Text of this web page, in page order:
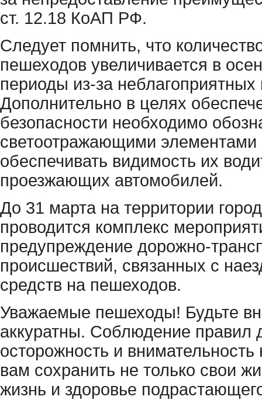
ст. 12.18 КоАП РФ.
Следует помнить, что
пешеходов увеличивается в
периоды из-за
Дополнительно в целях
безопасности необходимо
светоотражающими элементами
обеспечивать видимость их
проезжающих автомобилей.
До 31 марта на территории
проводится комплекс
предупреждение дорожно-
происшествий, связанных с
средств на пешеходов.
Уважаемые пешеходы! Будьте
аккуратны. Соблюдение правил
осторожность и внимательность
вам сохранить не только свои
жизнь и здоровье